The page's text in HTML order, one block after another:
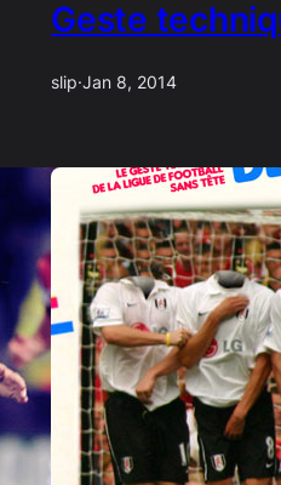
Geste
slip·Jan 8, 2014